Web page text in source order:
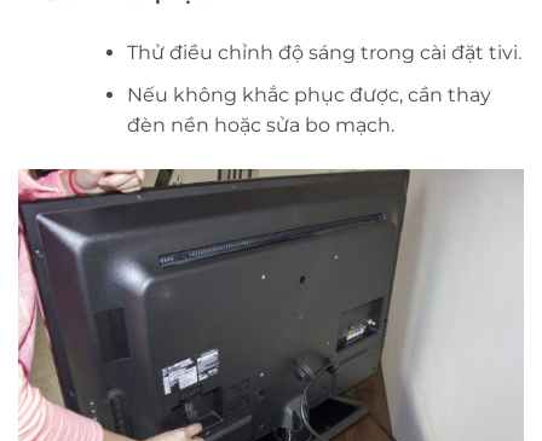
Thử điều chỉnh độ sáng trong cài đặt tivi.
Nếu không khắc phục được, cần thay
đèn nền hoặc sửa bo mạch.